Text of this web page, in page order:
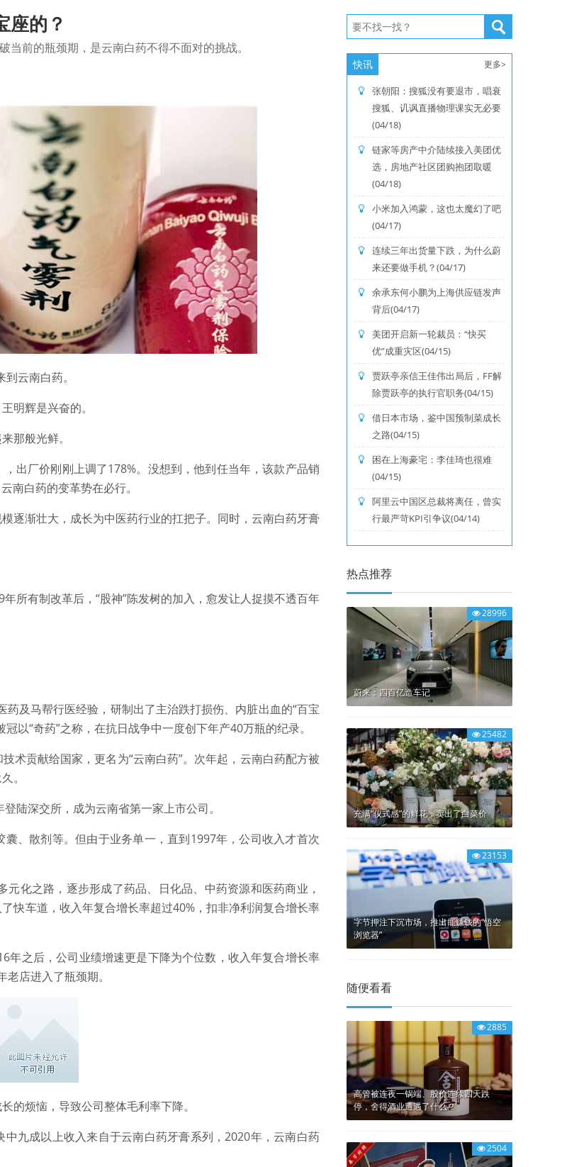
座的？
当前的瓶颈期，是云南白药不得不面对的挑战。
云南白药。
明辉是兴奋的。
那般光鲜。
出厂价刚刚上调了178%。没想到，他到任当年，该款产品销
南白药的变革势在必行。
逐渐壮大，成长为中医药行业的扛把子。同时，云南白药牙膏
所有制改革后，“股神”陈发树的加入，愈发让人捉摸不透百年
及马帮行医经验，研制出了主治跌打损伤、内脏出血的“百宝
以“奇药”之称，在抗日战争中一度创下年产40万瓶的纪录。
术贡献给国家，更名为“云南白药”。次年起，云南白药配方被
。
陆深交所，成为云南省第一家上市公司。
、散剂等。但由于业务单一，直到1997年，公司收入才首次
化之路，逐步形成了药品、日化品、中药资源和医药商业，
快车道，收入年复合增长率超过40%，扣非净利润复合增长率
年之后，公司业绩增速更是下降为个位数，收入年复合增长率
店进入了瓶颈期。
的烦恼，导致公司整体毛利率下降。
九成以上收入来自于云南白药牙膏系列，2020年，云南白药
快讯 更多>
张朝阳：搜狐没有要退市，唱衰
搜狐、讥讽直播物理课实无必要
(04/18)
链家等房产中介陆续接入美团优
选，房地产社区团购抱团取暖
(04/18)
小米加入鸿蒙，这也太魔幻了吧
(04/17)
连续三年出货量下跌，为什么蔚
来还要做手机？(04/17)
余承东何小鹏为上海供应链发声
背后(04/17)
美团开启新一轮裁员：“快买
优”成重灾区(04/15)
贾跃亭亲信王佳伟出局后，FF解
除贾跃亭的执行官职务(04/15)
借日本市场，鉴中国预制菜成长
之路(04/15)
困在上海豪宅：李佳琦也很难
(04/15)
阿里云中国区总裁将离任，曾实
行最严苛KPI引争议(04/14)
热点推荐
28996
蔚来：四百亿造车记
25482
充满“仪式感”的鲜花，卖出了白菜价
23153
字节押注下沉市场，推出能赚钱的“悟空
浏览器”
随便看看
2885
高管被连夜一锅端、股价连续四天跌
停，舍得酒业遭遇了什么？
2504